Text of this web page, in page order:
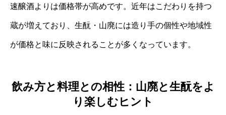
速醸酒よりは価格帯が高めです。近年はこだわりを持つ
蔵が増えており、生酛・山廃には造り手の個性や地域性
が価格と味に反映されることが多くなっています。
飲み方と料理との相性：山廃と生酛をよ
り楽しむヒント